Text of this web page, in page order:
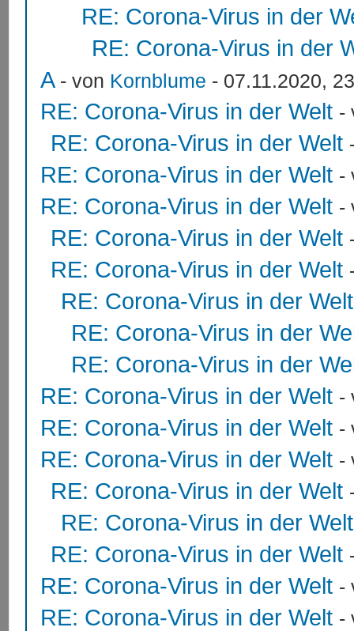
RE: Corona-Virus in der
RE: Corona-Virus in der
A - von Kornblume - 07.11.2020,
RE: Corona-Virus in der Welt -
RE: Corona-Virus in der Welt
RE: Corona-Virus in der Welt -
RE: Corona-Virus in der Welt -
RE: Corona-Virus in der Welt
RE: Corona-Virus in der Welt
RE: Corona-Virus in der Welt
RE: Corona-Virus in der
RE: Corona-Virus in der
RE: Corona-Virus in der Welt -
RE: Corona-Virus in der Welt -
RE: Corona-Virus in der Welt -
RE: Corona-Virus in der Welt
RE: Corona-Virus in der Welt
RE: Corona-Virus in der Welt
RE: Corona-Virus in der Welt -
RE: Corona-Virus in der Welt -